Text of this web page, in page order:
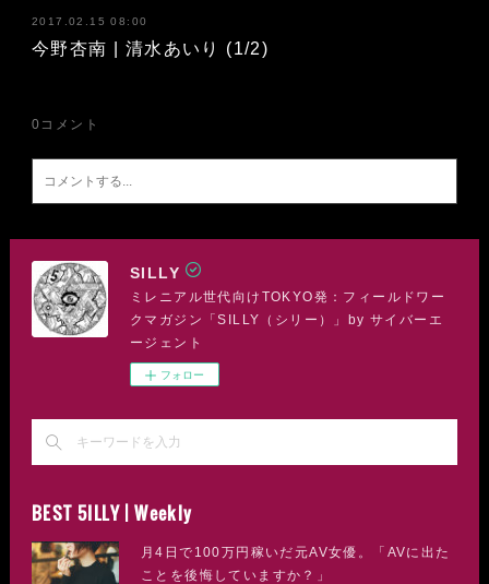
2017.02.15 08:00
今野杏南 | 清水あいり (1/2)
0 コメント
SILLY
ミレニアル世代向けTOKYO発：フィールドワー
クマガジン「SILLY（シリー）」by サイバーエ
ージェント
フォロー
BEST 5ILLY | Weekly
月4日で100万円稼いだ元AV女優。「AVに出た
ことを後悔していますか？」